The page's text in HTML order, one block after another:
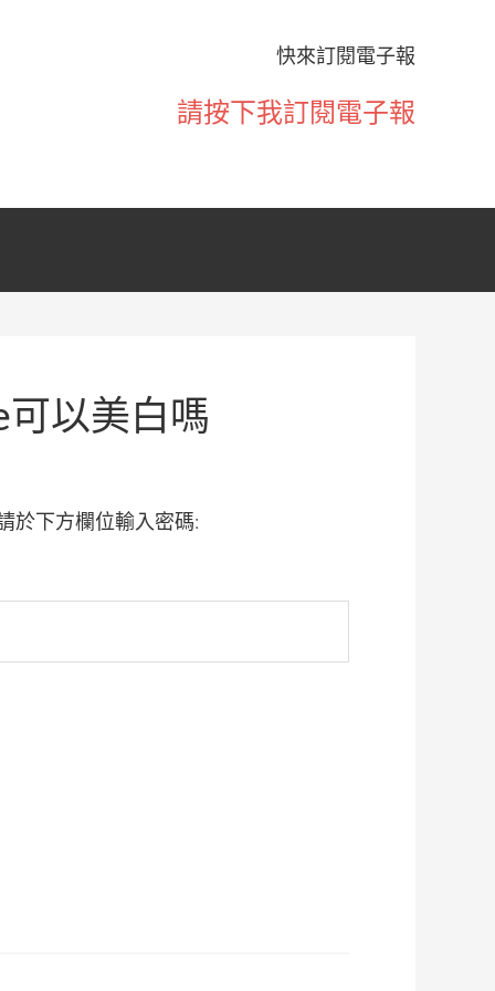
快來訂閱電子報
請按下我訂閱電子報
以美白嗎
於下方欄位輸入密碼: